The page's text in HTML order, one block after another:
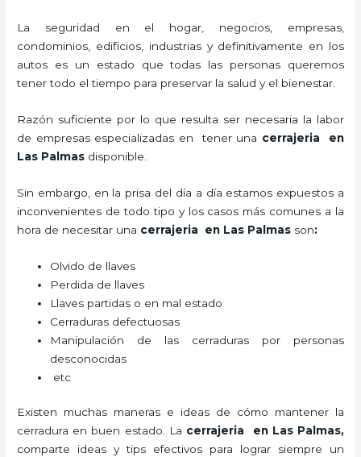
La seguridad en el hogar, negocios, empresas,
condominios, edificios, industrias y definitivamente en los
autos es un estado que todas las personas queremos
tener todo el tiempo para preservar la salud y el bienestar.
Razón suficiente por lo que resulta ser necesaria la labor
de empresas especializadas en tener una cerrajeria en
Las Palmas disponible.
Sin embargo, en la prisa del día a día estamos expuestos a
inconvenientes de todo tipo y los casos más comunes a la
hora de necesitar una cerrajeria en Las Palmas son:
Olvido de llaves
Perdida de llaves
Llaves partidas o en mal estado
Cerraduras defectuosas
Manipulación de las cerraduras por personas
desconocidas
etc
Existen muchas maneras e ideas de cómo mantener la
cerradura en buen estado. La cerrajeria en Las Palmas,
comparte ideas y tips efectivos para lograr siempre un